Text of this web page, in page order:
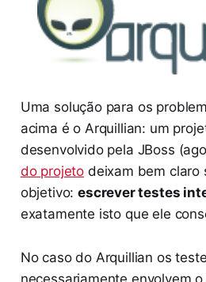
Uma solução para os
acima é o Arquillian: um
desenvolvido pela JBoss
do projeto deixam bem claro
objetivo:escrever testes
exatamente isto que ele
No caso do Arquillian os